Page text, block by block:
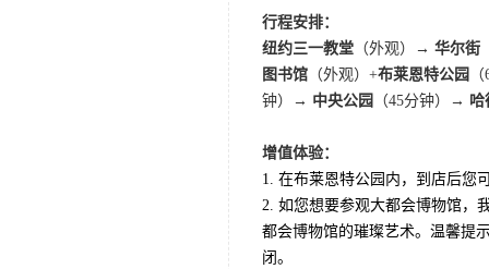
行程安排：
纽约三一教堂 （外观）→ 华尔街
图书馆 （外观）+布莱恩特公园
钟）→ 中央公园 （45分钟） → 哈
增值体验：
1. 在布莱恩特公园内，到店后您
2. 如您想要参观大都会博物馆，
都会博物馆的璀璨艺术。温馨提
闭。